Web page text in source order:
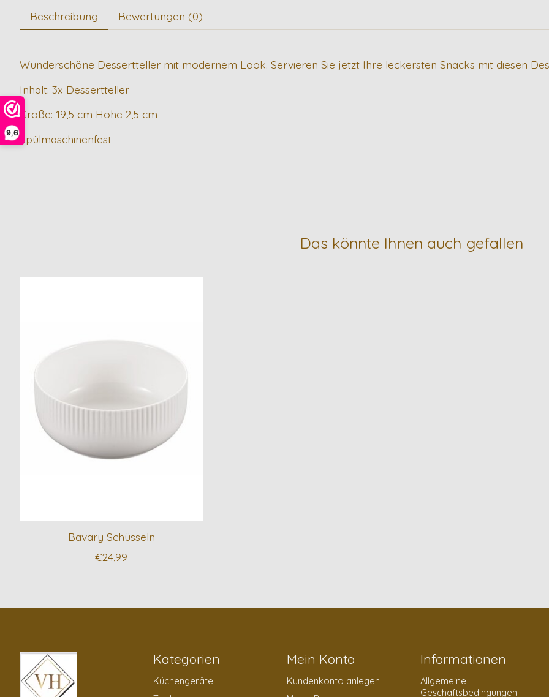
9,6
Beschreibung Bewertungen (0)
Wunderschöne Dessertteller mit modernem Look. Servieren Sie jetzt Ihre leckersten Snacks mit diesen
Inhalt: 3x Dessertteller
Größe: 19,5 cm Höhe 2,5 cm
Spülmaschinenfest
Das könnte Ihnen auch gefallen
Bavary Schüsseln
€24,99
Kategorien
Küchengeräte
Mein Konto
Kundenkonto anlegen
Informationen
Allgemeine
Geschäftsbedingungen